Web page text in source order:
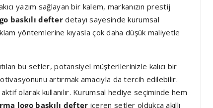
yazım sağlayan bir kalem, markanızın prestij
baskılı defter detayı sayesinde kurumsal
yöntemlerine kıyasla çok daha düşük maliyetle
bu setler, potansiyel müşterilerinizle kalıcı bir
artırmak amacıyla da tercih edilebilir.
olarak kullanılır. Kurumsal hediye seçiminde hem
logo baskılı defter içeren setler oldukça akıllı